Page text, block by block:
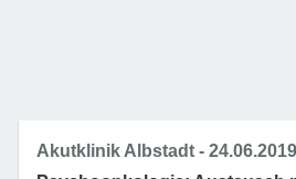
Akutklinik Albstadt
24.06.2019